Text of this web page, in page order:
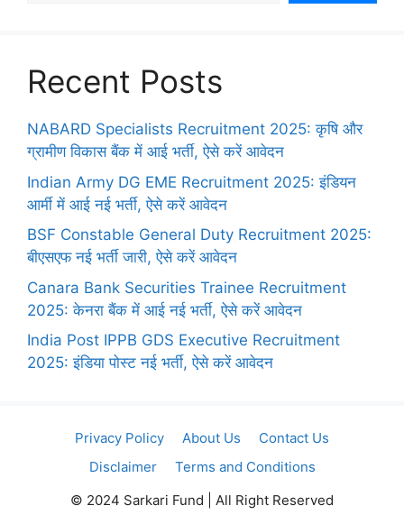
Recent Posts
NABARD Specialists Recruitment 2025: कृषि और
ग्रामीण विकास बैंक में आई भर्ती, ऐसे करें आवेदन
Indian Army DG EME Recruitment 2025: इंडियन
आर्मी में आई नई भर्ती, ऐसे करें आवेदन
BSF Constable General Duty Recruitment 2025:
बीएसएफ नई भर्ती जारी, ऐसे करें आवेदन
Canara Bank Securities Trainee Recruitment
2025: केनरा बैंक में आई नई भर्ती, ऐसे करें आवेदन
India Post IPPB GDS Executive Recruitment
2025: इंडिया पोस्ट नई भर्ती, ऐसे करें आवेदन
Privacy Policy About Us
Contact Us
Disclaimer
Terms and Conditions
© 2024 Sarkari Fund | All Right Reserved